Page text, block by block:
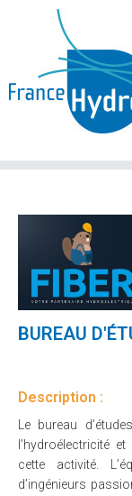
BUREAU
Description :
Le bureau
l’hydroélectricité
cette activité.
d’ingénieurs